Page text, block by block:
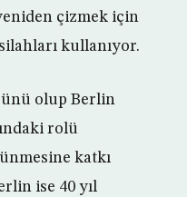
çizmek için
kullanıyor.
olup Berlin
rolü
katkı
ise 40 yıl